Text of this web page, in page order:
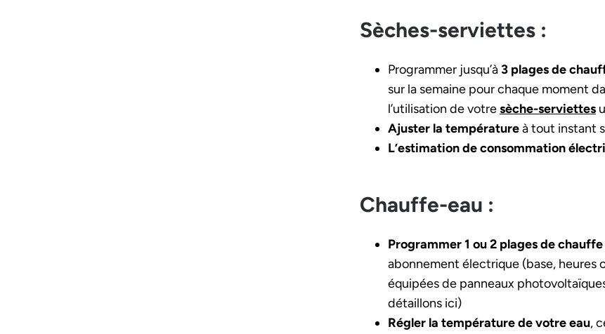
Sèches-serviettes :
Programmer jusqu’à3 plages de
sur la semaine pour chaque moment
l’utilisation de votresèche-serviettes
Ajuster la températureà tout instant
L’estimation de consommation
Chauffe-eau :
Programmer 1 ou 2 plages de chauffe
abonnement électrique (base, heures
équipées de panneaux
détaillons ici)
Régler la température de votre eau,